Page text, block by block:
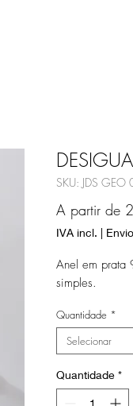
SKU: JDS GEO
A partir de
IVA incl. | Envio
Anel em prata
simples.
Quantidade *
Selecionar
Quantidade *